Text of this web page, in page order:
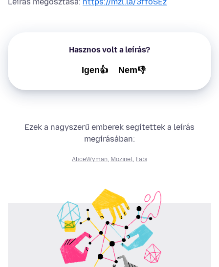
Hasznos volt a leírás?
Igen👍 Nem👎
Ezek a nagyszerű emberek segítettek a leírás
megírásában:
AliceWyman, Mozinet, Fabi